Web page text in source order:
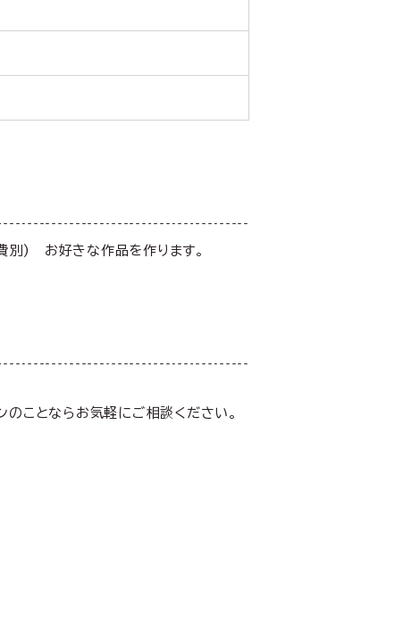
お好きな作品を作ります。
のことならお気軽にご相談ください。